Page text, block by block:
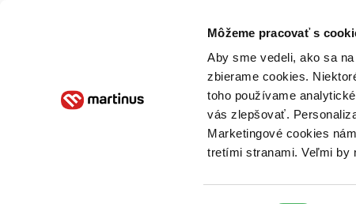
Môžeme pracovať s
Aby sme vedeli, ako sa
zbierame cookies.
toho používame
vás zlepšovať.
Marketingové cookies
tretími stranami. Veľmi by
Poukážky Kontakt